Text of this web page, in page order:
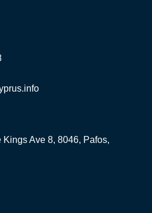
Kings Ave 8, 8046, Pafos,